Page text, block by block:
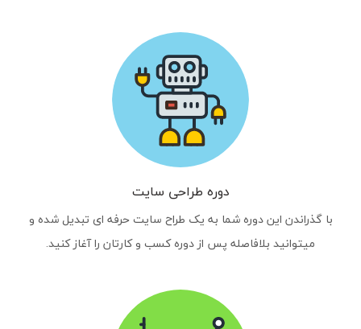
دوره طراحی سایت
با گذراندن این دوره شما به یک طراح سایت حرفه ای تبدیل شده و
میتوانید بلافاصله پس از دوره کسب و کارتان را آغاز کنید.